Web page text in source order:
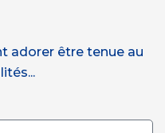
adorer être tenue au